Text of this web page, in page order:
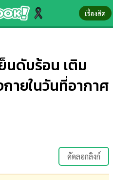
เรื่องฮิต
นดับร้อน เติม
ายในวันที่อากาศ
คัดลอกลิงก์